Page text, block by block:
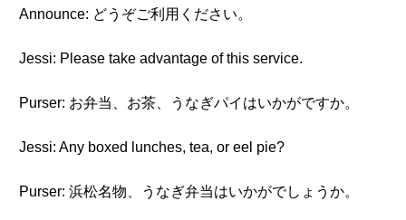
Announce: どうぞご利用ください。
Jessi: Please take advantage of this service.
Purser: お弁当、お茶、うなぎパイはいかがですか。
Jessi: Any boxed lunches, tea, or eel pie?
Purser: 浜松名物、うなぎ弁当はいかがでしょうか。